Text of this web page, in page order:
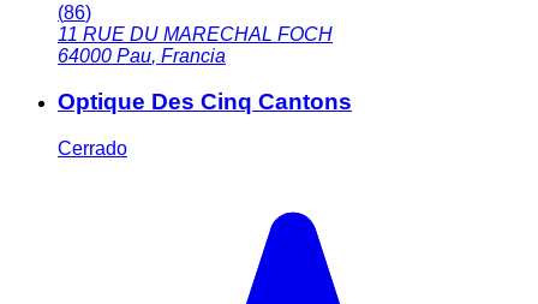
(86)
11 RUE DU MARECHAL FOCH
64000 Pau, Francia
Optique Des Cinq Cantons
Cerrado